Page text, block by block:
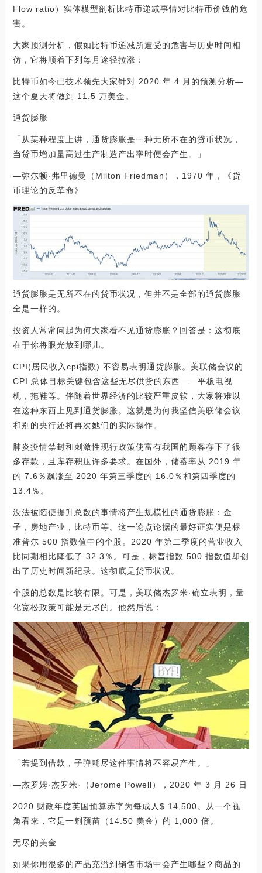
Flow ratio）实体模型剖析比特币递减事情对比特币价钱的危
害。
大家预测分析，假如比特币递减所遭受的危害与历史时间相
仿，它将顺着下列每月途径拉涨：
比特币如今已技术领先大家针对 2020 年 4 月的预测分析—
这个夏天将做到 11.5 万美金。
通货膨胀
「从某种程度上讲，通货膨胀是一种无所不在的贷币状况，
当贷币增加量高过生产制造产出率时便会产生。」
—弥尔顿·弗里德曼（Milton Friedman），1970 年，《货
币理论的反革命》
通货膨胀是无所不在的贷币状况，但并不是全部的通货膨胀
全是一样的。
投资人常常问起为何大家看不见通货膨胀？回答是：这彻底
在于你将眼光放到哪儿。
CPI(居民收入cpi指数) 不容易表明通货膨胀。美联储会议的
CPI 总体目标关键包含这些无尽供货的东西——平板电视
机，拖鞋等。伴随着世界经济的比较严重皮软，大家将难以
在这种东西上见到通货膨胀。这就是为何我坚信美联储会议
和别的央行还将再次她们的实际操作。
肺炎疫情禁封和刺激性现行政策使富有我国的顾客存下了很
多存款，且库存积压许多要求。在国外，储蓄率从 2019 年
的 7.6％飙涨至 2020 年第三季度的 16.0％和第四季度的
13.4％。
没法被随便提升总数的事情将产生规模性的通货膨胀：金
子，房地产业，比特币等。这一论点论据的最好证实便是标
准普尔 500 指数值中的个股。2020 年第二季度的营业收入
比同期相比降低了 32.3％。可是，标普指数 500 指数值却创
出了历史时间新纪录。这彻底是贷币状况。
个股的总数是比较有限。可是，美联储杰罗米·确立表明，量
化宽松政策可能是无尽的。他然后说：
「若提到借款，子弹耗尽这件事情将不容易产生。」
—杰罗姆·杰罗米·（Jerome Powell），2020 年 3 月 26 日
2020 财政年度英国预算赤字为每成人$ 14,500。从一个视
角看来，它是一剂预苗（14.50 美金）的 1,000 倍。
无尽的美金
如果你用很多的产品充溢到销售市场中会产生哪些？商品的